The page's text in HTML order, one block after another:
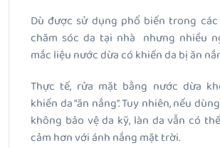
Dù được sử dụng phổ biến trong
chăm sóc da tại nhà nhưng nhiều
mắc liệu nước dừa có khiến da bị ăn
Thực tế, rửa mặt bằng nước dừa
khiến da “ăn nắng”. Tuy nhiên, nếu
không bảo vệ da kỹ, làn da vẫn có
cảm hơn với ánh nắng mặt trời.